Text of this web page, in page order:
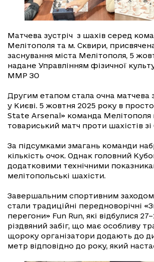
Матчева зустріч з шахів серед
Мелітополя та м. Сквири,
заснування міста Мелітополя, 5
надане Управлінням фізичної
ММР ЗО
Другим етапом стала очна матчева
у Києві. 5 жовтня 2025 року в
State Arsenal» команда Мелітополя
товариський матч проти шахістів зі
За підсумками змагань команди
кількість очок. Однак головний
додатковими технічними
мелітопольські шахісти.
Завершальним спортивним
стали традиційні передноворічні
перегони» Fun Run, які відбулися
різдвяний забіг, що має особливу
щороку організатори додають до
метр відповідно до року, який